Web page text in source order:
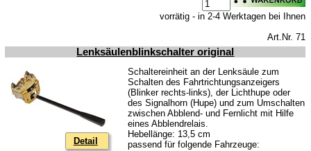
Kugelgelenke, Zubehör
Skoda
vorrätig - in 2-4 Werktagen bei Ihnen
Art.Nr. 71
Lenksäulenblinkschalter original
Detail
Schaltereinheit an der Lenksäule zum
Schalten des Fahrtrichtungsanzeigers
(Blinker rechts-links), der Lichthupe oder
des Signalhorn (Hupe) und zum Umschalten
zwischen Abblend- und Fernlicht mit Hilfe
eines Abblendrelais.
Hebellänge: 13,5 cm
passend für folgende Fahrzeuge: